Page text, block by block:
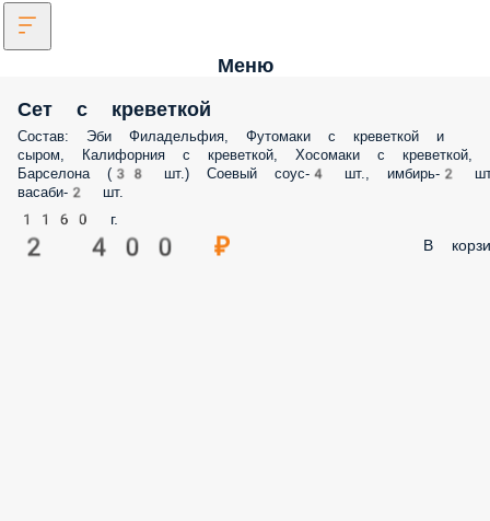
Меню
Сет с креветкой
Состав: Эби Филадельфия, Футомаки с креветкой и
сыром, Калифорния с креветкой, Хосомаки с креветкой,
Барселона (38 шт.) Соевый соус-4 шт., имбирь-2
васаби-2 шт.
1160 г.
2 400 ₽ В